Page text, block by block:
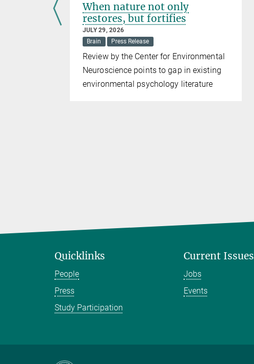
When nature not only
restores, but fortifies
JULY 29, 2026
Brain
Press Release
Review by the Center for Environmental
Neuroscience points to gap in existing
environmental psychology literature
Quicklinks
People
Press
Study Participation
Current Issues
Jobs
Events